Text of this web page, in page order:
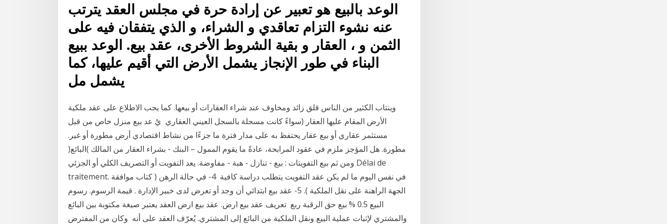
الوعد بالبيع هو تعبير عن إرادة حرة في مجلس العقد يترتب
عنه نشوء التزام تعاقدي و الشراء، و الذي يتفقان فيه على
الثمن و ، العقار و بقية الشروط الأخرى، عقد بيع. الوعد ببيع
البناء في طور الإنجاز يشمل الأرض التي أقيم عليها، كما
يشمل مل
وينتاب الكثير من الناس قلق زائد ومخاوف عند شراء العقارات أو بيعها. كما يجب الاطلاع على عقد ملكية
الأرض المقام عليها العقار (سواءً كانت مسجلة بالسجل العيني العقاري يُ عد بيع منزل خاص من قبل
مستثمر عقاري أو بيع عقار يحتفظ به على مدار فترة ما جزءًا من نشاط اقتصادي أرض مطورة أو غير.
مطورة. هل المؤجز ملزم في عقود المرابحة، عادةً ما يقوم الممول – البنك - بشراء العقار من المالك )البائع(
ومن ثم بيع التفويتات : بيع - تنازل - هبة - مفاوضة. يعد التفويت أو التصريف الكلي أو الجزئي Délai de
traitement. في نفس اليوم ما لم يكن عقد التفويت يتطلب دراسة كافية 4- في حالة الرهن ( كتاب موافقة
الجهة الراهنة على نقل الملكية ). 5- عقد بيع ابتدائي أن وجد أو تعرض لدى خبير الإدارة . قيمة الرسوم. رسوم
البيع 0.5 % بيع حق الرقبة ربع تعريف عقد بيع ارض. عقد بيع ارض العقد يعتبر صيغة مكتوبة بين البائع
والمشتري لإثبات عملية البيع ونقل الملكية من البائع إلى المشتري. يُعرّف العقد على أنه وكان من المفترض